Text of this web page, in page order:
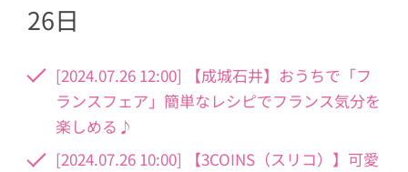
26日
[2024.07.26 12:00] 【成城石井】おうちで「フ
ランスフェア」簡単なレシピでフランス気分を
楽しめる♪
[2024.07.26 10:00] 【3COINS（スリコ）】可愛